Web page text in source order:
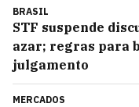
BRASIL
STF suspende
azar; regras para
julgamento
MERCADOS